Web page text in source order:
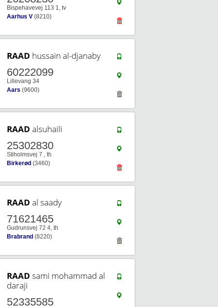
Bispehavevej 113 1, tv
Aarhus V (8210)
RAAD hussain al-djanaby
60222099
Lillevang 34
Aars (9600)
RAAD alsuhaili
25302830
Stiholmsvej 7 , th
Birkerød (3460)
RAAD al saady
71621465
Gudrunsvej 72 4, th
Brabrand (8220)
RAAD sami mohammad al
daraji
52335585